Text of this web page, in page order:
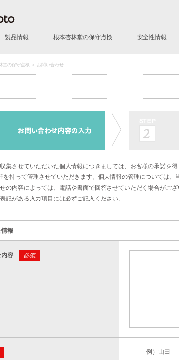
製品情報
根本杏林堂の保守点検 安全性情報
堂の保守点検 ＞ お問い合わせ
集させていただいた個人情報につきましては、お客様の承諾を
を持って管理させていただきます。個人情報の管理については、
の内容によっては、電話や書面で回答させていただく場合がござ
記がある入力項目には必ずご記入ください。
情報
内容
例）山田